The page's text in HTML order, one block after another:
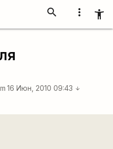
more_vert accessibility_new
search
16 Июн, 2010 09:43 arrow_downward